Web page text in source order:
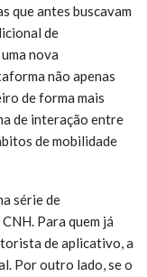
que antes buscavam
de
nova
não apenas
de forma mais
de interação entre
de mobilidade
série de
Para quem já
de aplicativo, a
Por outro lado, se o